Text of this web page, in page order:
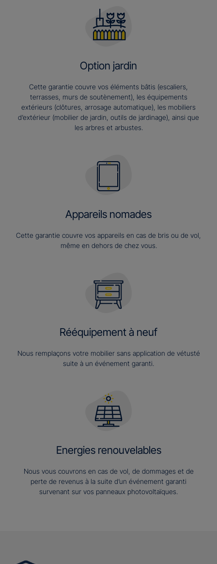
Option jardin
Cette garantie couvre vos éléments bâtis (escaliers,
terrasses, murs de soutènement), les équipements
extérieurs (clôtures, arrosage automatique), les mobiliers
d’extérieur (mobilier de jardin, outils de jardinage), ainsi que
les arbres et arbustes.
Appareils nomades
Cette garantie couvre vos appareils en cas de bris ou de vol,
même en dehors de chez vous.
Rééquipement à neuf
Nous remplaçons votre mobilier sans application de vétusté
suite à un événement garanti.
Energies renouvelables
Nous vous couvrons en cas de vol, de dommages et de
perte de revenus à la suite d’un événement garanti
survenant sur vos panneaux photovoltaïques.